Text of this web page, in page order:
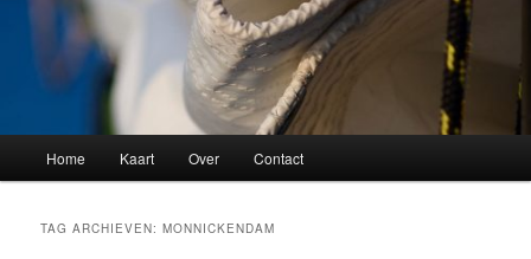
Home Kaart Over Contact
TAG ARCHIEVEN:MONNICKENDAM